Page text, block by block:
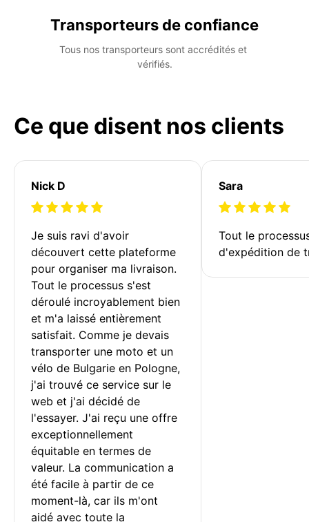
Transporteurs de confiance
Tous nos transporteurs sont accrédités et
vérifiés.
Ce que disent nos clients
Nick D
Je suis ravi d'avoir
découvert cette plateforme
pour organiser ma livraison.
Tout le processus s'est
déroulé incroyablement bien
et m'a laissé entièrement
satisfait. Comme je devais
transporter une moto et un
vélo de Bulgarie en Pologne,
j'ai trouvé ce service sur le
web et j'ai décidé de
l'essayer. J'ai reçu une offre
exceptionnellement
équitable en termes de
valeur. La communication a
été facile à partir de ce
moment-là, car ils m'ont
aidé avec toute la
Sara
Tout le
d'expédition de